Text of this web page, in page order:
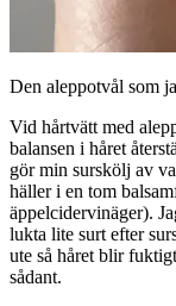
Den aleppotvål som
Vid hårtvätt med
balansen i håret
gör min surskölj av
häller i en tom
äppelcidervinäger).
lukta lite surt efter
ute så håret blir
sådant.